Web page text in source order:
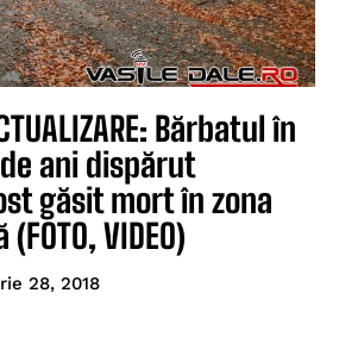
Bărbatul în
ani dispărut
găsit mort în zona
VIDEO)
28, 2018